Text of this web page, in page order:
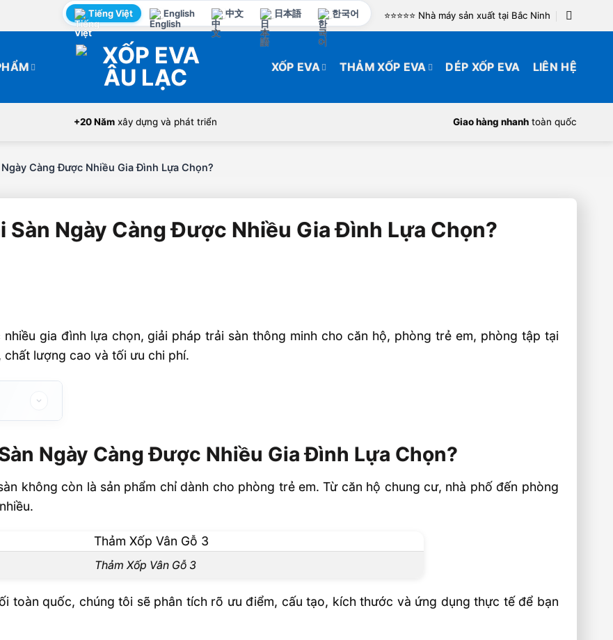
Tiếng Việt English 中文 日本語 한국어 ⭐️⭐️⭐️⭐️⭐️ Nhà máy sản xuất tại Bắc Ninh
XỐP EVA THẢM XỐP EVA DÉP XỐP EVA LIÊN HỆ
+20 Năm xây dựng và phát triển Giao hàng nhanh toàn quốc
Càng Được Nhiều Gia Đình Lựa Chọn?
Sàn Ngày Càng Được Nhiều Gia Đình Lựa Chọn?
gia đình lựa chọn, giải pháp trải sàn thông minh cho căn hộ, phòng trẻ em, phòng tập tại
lượng cao và tối ưu chi phí.
Ngày Càng Được Nhiều Gia Đình Lựa Chọn?
không còn là sản phẩm chỉ dành cho phòng trẻ em. Từ căn hộ chung cư, nhà phố đến phòng
Thảm Xốp Vân Gỗ 3
toàn quốc, chúng tôi sẽ phân tích rõ ưu điểm, cấu tạo, kích thước và ứng dụng thực tế để bạn